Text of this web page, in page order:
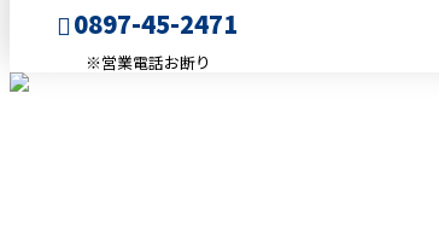
0897-45-2471
※営業電話お断り